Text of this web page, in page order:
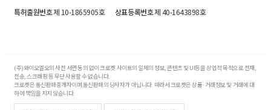
특허출원번호제 10-1865905호 상표등록번호제 40-1643898호
(주)와이오엘오의 사전 서면 동의 없이 크로켓 사이트의 일체의 정보, 콘텐츠 및 UI등을 상업적 목적으로 전재,
전송, 스크래핑 등 무단 사용할 수 없습니다.
크로켓은 통신판매중개자이며 통신판매의 당사자가 아닙니다. 따라서 크로켓은 상품·거래정보 및 거래에 대
하여 책임을 지지 않습니다.